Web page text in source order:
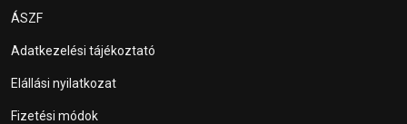
ÁSZF
Adatkezelési tájékoztató
Elállási nyilatkozat
Fizetési módok